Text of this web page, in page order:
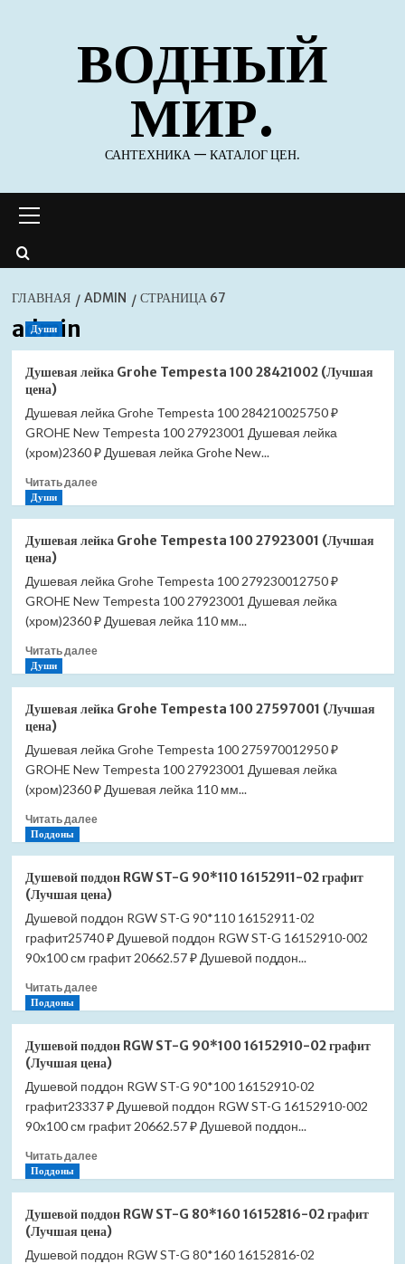
содержимомуВОДНЫЙ
МИР.
САНТЕХНИКА — КАТАЛОГ ЦЕН.
меню
ГЛАВНАЯ ADMIN СТРАНИЦА 67
admin
Души
Душевая лейка Grohe Tempesta 100 28421002 (Лучшая
цена)
Душевая лейка Grohe Tempesta 100 284210025750 ₽
GROHE New Tempesta 100 27923001 Душевая лейка
(хром)2360 ₽ Душевая лейка Grohe New...
Читать далееПрочитать
Душевая
лейка
Tempesta
100
28421002
цена)
Души
Душевая лейка Grohe Tempesta 100 27923001 (Лучшая
цена)
Душевая лейка Grohe Tempesta 100 279230012750 ₽
GROHE New Tempesta 100 27923001 Душевая лейка
(хром)2360 ₽ Душевая лейка 110 мм...
Читать далееПрочитать
Душевая
лейка
Tempesta
100
27923001
цена)
Души
Душевая лейка Grohe Tempesta 100 27597001 (Лучшая
цена)
Душевая лейка Grohe Tempesta 100 275970012950 ₽
GROHE New Tempesta 100 27923001 Душевая лейка
(хром)2360 ₽ Душевая лейка 110 мм...
Читать далееПрочитать
лейка
Grohe
Tempesta
100
27597001
цена)
Поддоны
Душевой поддон RGW ST-G 90*110 16152911-02 графит
(Лучшая цена)
Душевой поддон RGW ST-G 90*110 16152911-02
графит25740 ₽ Душевой поддон RGW ST-G 16152910-002
90x100 см графит 20662.57 ₽ Душевой поддон...
Читать далееПрочитать
поддон
RGW
ST-
G
90*110
02
(Лучшая
цена)
Поддоны
Душевой поддон RGW ST-G 90*100 16152910-02 графит
(Лучшая цена)
Душевой поддон RGW ST-G 90*100 16152910-02
графит23337 ₽ Душевой поддон RGW ST-G 16152910-002
90x100 см графит 20662.57 ₽ Душевой поддон...
Читать далееПрочитать
поддон
RGW
ST-
Поддоны
Душевой поддон RGW ST-G 80*160 16152816-02 графит
(Лучшая цена)
Душевой поддон RGW ST-G 80*160 16152816-02